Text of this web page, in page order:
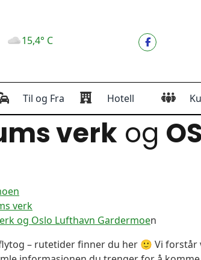
15,4° C
Til og Fra Hotell
verk og
verk
og Oslo Lufthavn Gardermoen
– rutetider finner du her 🙂 Vi